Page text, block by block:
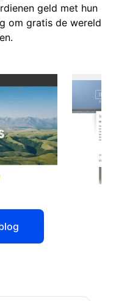
geld met hun
om gratis de wereld